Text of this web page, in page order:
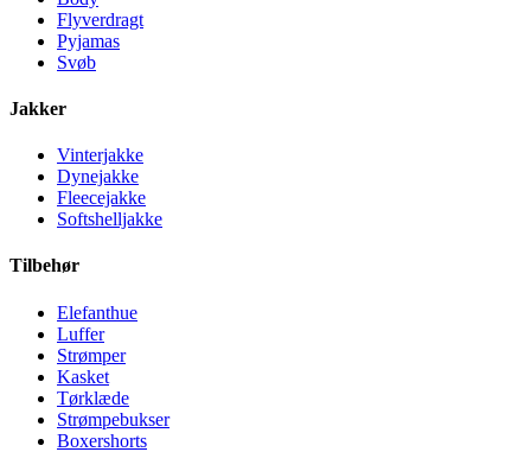
Flyverdragt
Pyjamas
Svøb
Jakker
Vinterjakke
Dynejakke
Fleecejakke
Softshelljakke
Tilbehør
Elefanthue
Luffer
Strømper
Kasket
Tørklæde
Strømpebukser
Boxershorts